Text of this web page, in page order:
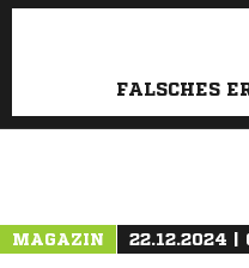
FALSCHES
MAGAZIN 22.12.2024 |